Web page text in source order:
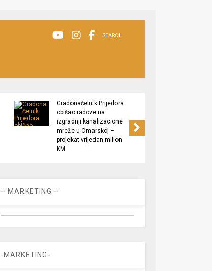
SEARCH
Gradonačelnik Prijedora
obišao radove na
izgradnji kanalizacione
mreže u Omarskoj –
projekat vrijedan milion
KM
– MARKETING –
-MARKETING-